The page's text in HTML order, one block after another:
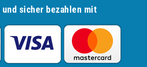
und sicher bezahlen mit